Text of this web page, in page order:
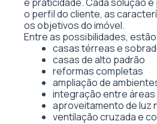
o perfil do cliente, as
os objetivos do imóvel.
Entre as possibilidades,
casas térreas e
casas de alto padrão
reformas completas
ampliação de
integração entre
aproveitamento de luz
ventilação cruzada e